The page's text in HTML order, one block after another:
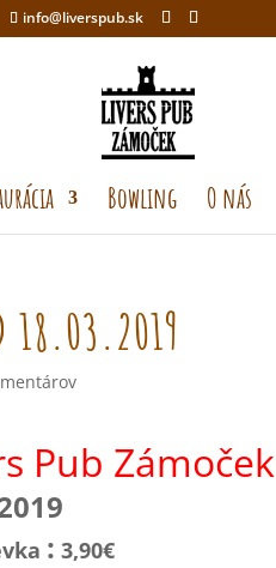
info@liverspub.sk
Bowling O nás
18.03.2019
Pub Zámoček
: 3,90€